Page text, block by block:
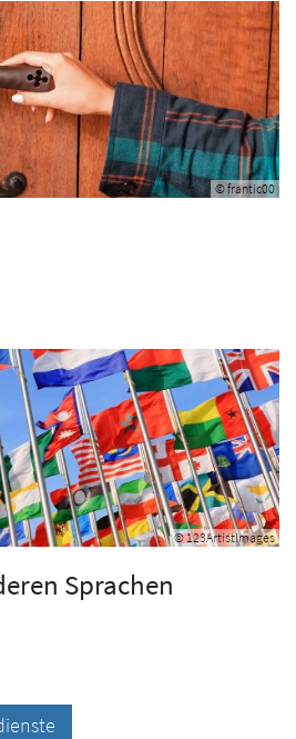
© frantic00
© 123ArtistImages
Sprachen